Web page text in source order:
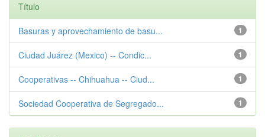
Título
1
Basuras y aprovechamiento de basu...
1
Ciudad Juárez (Mexico) -- Condic...
1
Cooperativas -- Chihuahua -- Ciud...
1
Sociedad Cooperativa de Segregado...